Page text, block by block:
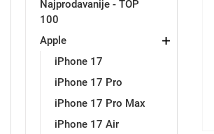
Najprodavanije - TOP
100
Apple
iPhone 17
iPhone 17 Pro
iPhone 17 Pro Max
iPhone 17 Air
Babe
Samsung
Samsung
Držači za romobil
USB kablovi
FM Transmitteri